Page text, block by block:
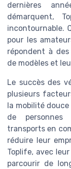
dernières
démarquent,
incontournable.
pour les
répondent à
de modèles et
Le succès des
plusieurs
la mobilité
de
transports en
réduire leur
Toplife, avec
parcourir de